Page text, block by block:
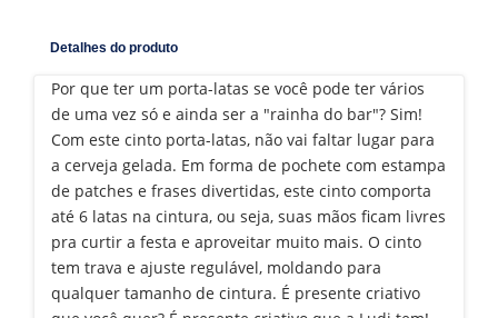
Detalhes do produto
Por que ter um porta-latas se você pode ter vários
de uma vez só e ainda ser a "rainha do bar"? Sim!
Com este cinto porta-latas, não vai faltar lugar para
a cerveja gelada. Em forma de pochete com estampa
de patches e frases divertidas, este cinto comporta
até 6 latas na cintura, ou seja, suas mãos ficam livres
pra curtir a festa e aproveitar muito mais. O cinto
tem trava e ajuste regulável, moldando para
qualquer tamanho de cintura. É presente criativo